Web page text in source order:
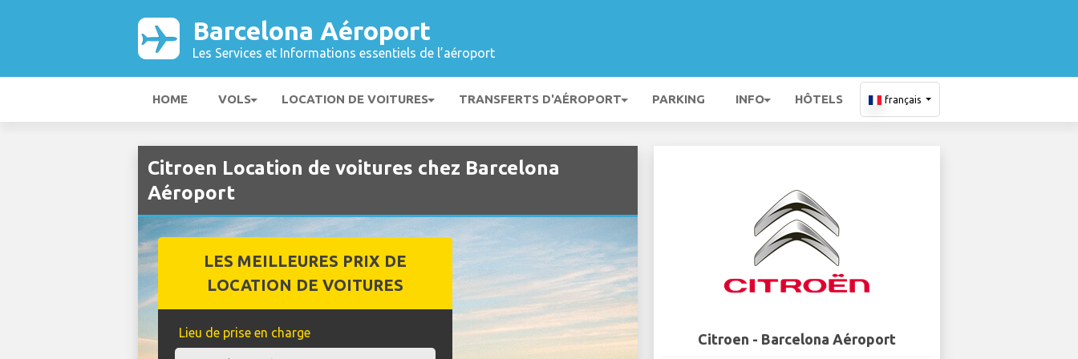
Barcelona Aéroport
Les Services et Informations essentiels de l’aéroport
HOME VOLS LOCATION DE VOITURES TRANSFERTS D'AÉROPORT PARKING INFO HÔTELS français
Citroen Location de voitures chez Barcelona
Aéroport
LES MEILLEURES PRIX DE
LOCATION DE VOITURES
Lieu de prise en charge Citroen - Barcelona Aéroport